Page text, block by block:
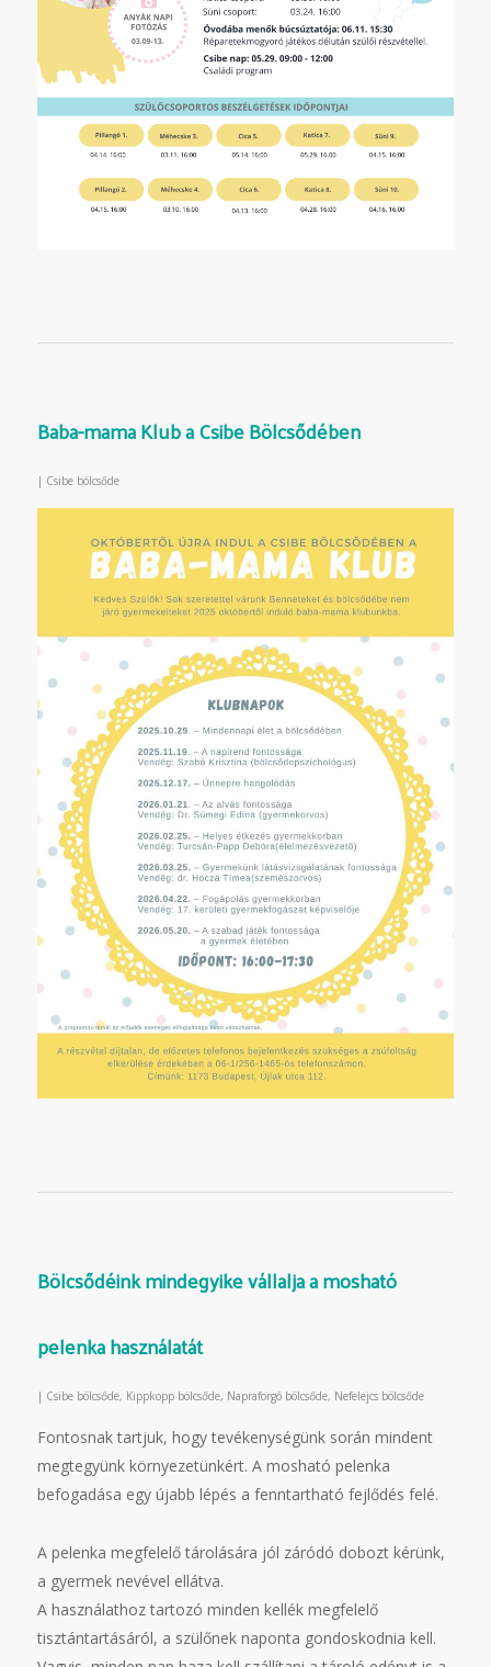
Baba-mama Klub a Csibe Bölcsődében
| Csibe bölcsőde
Bölcsődéink mindegyike vállalja a mosható
pelenka használatát
| Csibe bölcsőde, Kippkopp bölcsőde, Napraforgó bölcsőde, Nefelejcs bölcsőde
Fontosnak tartjuk, hogy tevékenységünk során mindent
megtegyünk környezetünkért. A mosható pelenka
befogadása egy újabb lépés a fenntartható fejlődés felé.
A pelenka megfelelő tárolására jól záródó dobozt kérünk,
a gyermek nevével ellátva.
A használathoz tartozó minden kellék megfelelő
tisztántartásáról, a szülőnek naponta gondoskodnia kell.